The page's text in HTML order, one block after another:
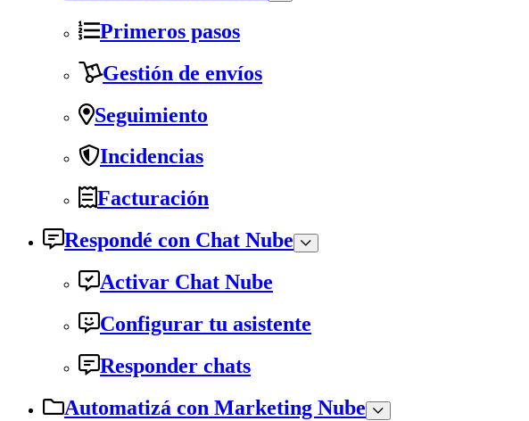
Primeros pasos
Gestión de envíos
Seguimiento
Incidencias
Facturación
Respondé con Chat Nube
Activar Chat Nube
Configurar tu asistente
Responder chats
Automatizá con Marketing Nube